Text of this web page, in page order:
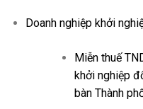
Doanh nghiệp khởi
Miễn thuế
khởi nghiệp
bàn Thành